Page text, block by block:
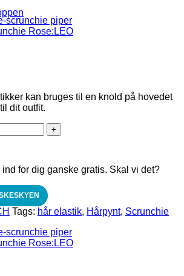
kan bruges til en knold på hovedet
dit outfit.
for dig ganske gratis. Skal vi det?
Tags: hår elastik, Hårpynt, Scrunchie